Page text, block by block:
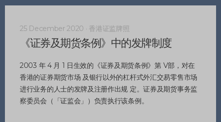
25 December 2020 · 香港证监牌照
《证券及期货条例》中的发牌制度
2003 年 4 月 1 日生效的《证券及期货条例》第 V部，对在
香港的证券期货市场 及银行以外的杠杆式外汇交易零售市场
进行业务的人士的发牌及注册作出规 定。证券及期货事务监
察委员会（「证监会」）负责执行该条例。